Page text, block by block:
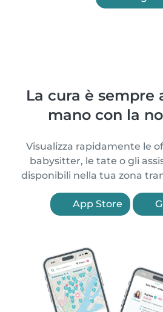
La cura è sempre
mano con la
Visualizza rapidamente le
babysitter, le tate o gli
disponibili nella tua zona
App Store